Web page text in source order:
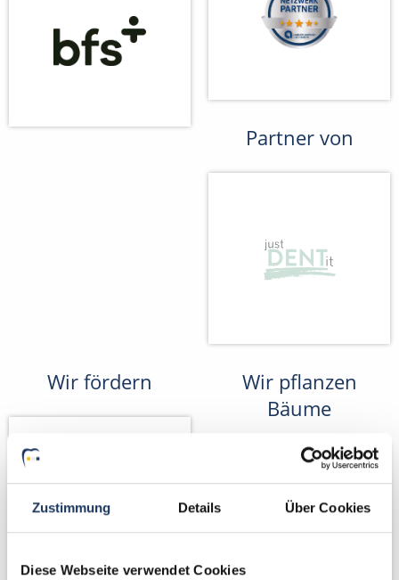
Zustimmung Details Über Cookies
Diese Webseite verwendet Cookies
Partner von
Wir fördern
Wir pflanzen
Bäume